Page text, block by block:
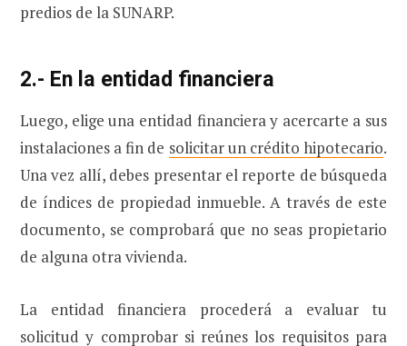
predios de la SUNARP.
2.- En la entidad financiera
Luego, elige una entidad financiera y acercarte a sus
instalaciones a fin de solicitar un crédito hipotecario.
Una vez allí, debes presentar el reporte de búsqueda
de índices de propiedad inmueble. A través de este
documento, se comprobará que no seas propietario
de alguna otra vivienda.
La entidad financiera procederá a evaluar tu
solicitud y comprobar si reúnes los requisitos para